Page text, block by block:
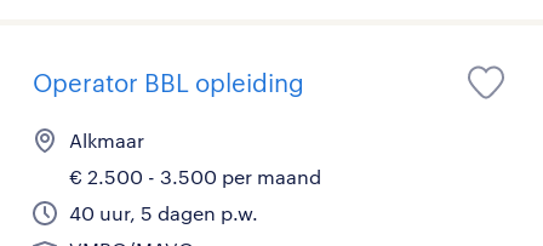
Operator BBL opleiding
Alkmaar
€ 2.500 - 3.500 per maand
40 uur, 5 dagen p.w.